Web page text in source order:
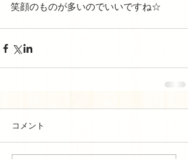
笑顔のものが多いのでいいですね☆
コメント